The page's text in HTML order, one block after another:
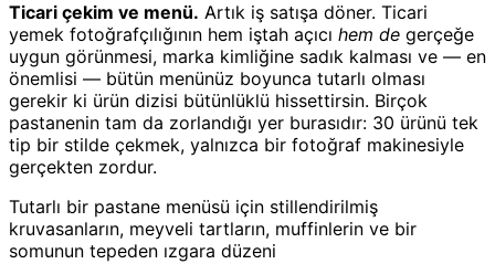
Ticari çekim ve menü. Artık iş satışa döner. Ticari
yemek fotoğrafçılığının hem iştah açıcı hem de gerçeğe
uygun görünmesi, marka kimliğine sadık kalması ve — en
önemlisi — bütün menünüz boyunca tutarlı olması
gerekir ki ürün dizisi bütünlüklü hissettirsin. Birçok
pastanenin tam da zorlandığı yer burasıdır: 30 ürünü tek
tip bir stilde çekmek, yalnızca bir fotoğraf makinesiyle
gerçekten zordur.
Tutarlı bir pastane menüsü için stillendirilmiş
kruvasanların, meyveli tartların, muffinlerin ve bir
somunun tepeden ızgara düzeni